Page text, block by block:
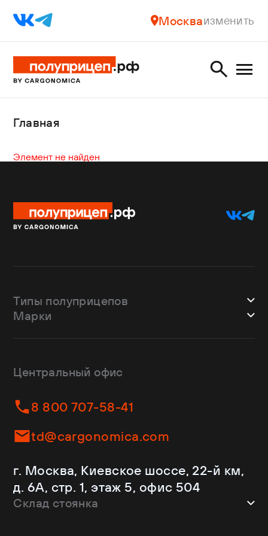
Москваизменить
Главная
Элемент не найден
Типы полуприцепов
Шторные
Изотермы
Контейнеровозы
Самосвалы
Ломовозы
С кониками
Рефрижераторы
Марки
Dongfeng
Helfimmer
JAC
Kassbohrer
Krone
Mercedes-Benz
Schmitz Cargobull
Shacman
Центральный офис
8 800 707-58-41
td@cargonomica.com
г. Москва, Киевское шоссе, 22-й км,
д. 6А, стр. 1, этаж 5, офис 504
Склад стоянка